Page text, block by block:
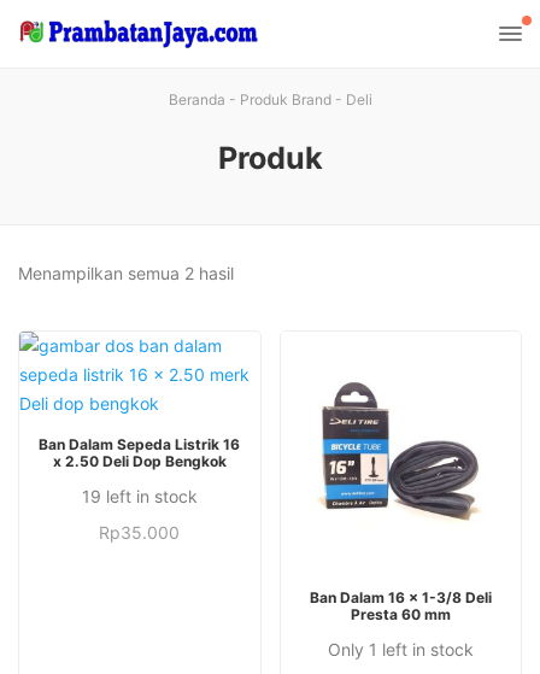
Beranda - Produk Brand- Deli
Produk
Menampilkan semua 2 hasilDiurutkan
TAMBAH KE KERANJANG
Ban Dalam Sepeda Listrik 16
x 2.50 Deli Dop Bengkok
19 left in stock
Rp35.000
TAMBAH KE KERANJANG
Ban Dalam 16 x 1-3/8 Deli
Presta 60 mm
Only 1 left in stock